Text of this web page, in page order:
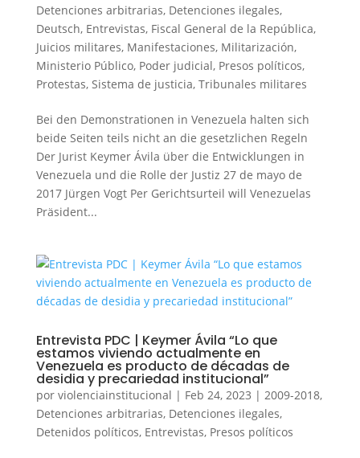
Detenciones arbitrarias, Detenciones ilegales,
Deutsch, Entrevistas, Fiscal General de la República,
Juicios militares, Manifestaciones, Militarización,
Ministerio Público, Poder judicial, Presos políticos,
Protestas, Sistema de justicia, Tribunales militares
Bei den Demonstrationen in Venezuela halten sich
beide Seiten teils nicht an die gesetzlichen Regeln
Der Jurist Keymer Ávila über die Entwicklungen in
Venezuela und die Rolle der Justiz 27 de mayo de
2017 Jürgen Vogt Per Gerichtsurteil will Venezuelas
Präsident...
Entrevista PDC | Keymer Ávila “Lo que
estamos viviendo actualmente en
Venezuela es producto de décadas de
desidia y precariedad institucional”
por violenciainstitucional | Feb 24, 2023 | 2009-2018,
Detenciones arbitrarias, Detenciones ilegales,
Detenidos políticos, Entrevistas, Presos políticos